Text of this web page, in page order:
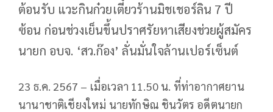
ต้อนรับ แวะกินก๋วยเตี๋ยวร้านมิชเชอร์ลิน 7 ปี
ซ้อน ก่อนช่วงเย็นขึ้นปราศรัยหาเสียงช่วยผู้สมัคร
นายก อบจ. ‘สว.ก๊อง’ ลั่นมั่นใจล้านเปอร์เซ็นต์
23 ธ.ค. 2567 – เมื่อเวลา 11.50 น. ที่ท่าอากาศยาน
นานาชาติเชียงใหม่ นายทักษิณ ชินวัตร อดีตนายก